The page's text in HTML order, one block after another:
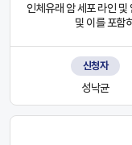
인체유래 암 세포 라인
및 이를 포함
신청자
성낙균